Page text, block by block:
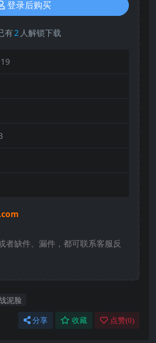
登录后购买
有2 人解锁下载
者缺件、漏件，都可联系客服反
泥脸
分享 收藏 点赞(0)